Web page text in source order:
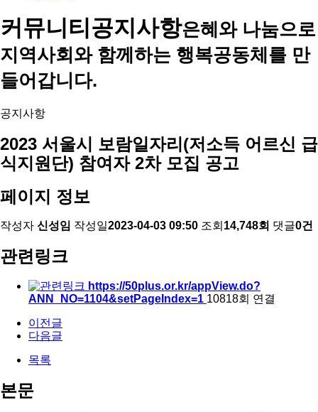
커뮤니티공지사항은혜와 나눔으로
지역사회와 함께하는 행복공동체를 만
들어갑니다.
공지사항
2023 서울시 보람일자리(저소득 어르신 급
식지원단) 참여자 2차 모집 공고
페이지 정보
작성자 신성임 작성일2023-04-03 09:50 조회 14,748회 댓글0건
관련링크
https://50plus.or.kr/appView.do?
ANN_NO=1104&setPageIndex=1 10818회 연결
이전글
다음글
목록
본문